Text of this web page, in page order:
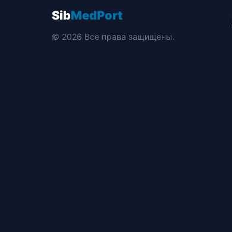
SibMedPort
© 2026 Все права защищены.